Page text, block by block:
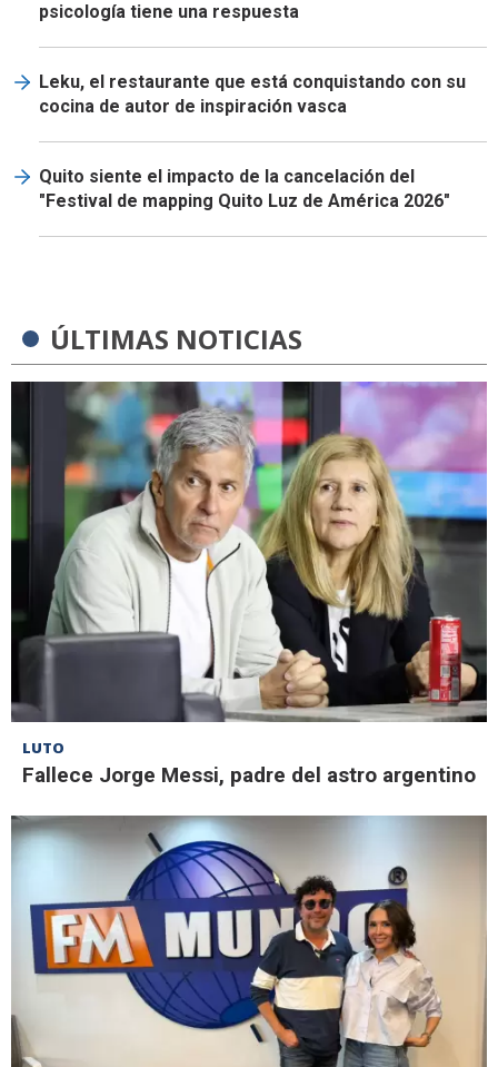
psicología tiene una respuesta
Leku, el restaurante que está conquistando con su
cocina de autor de inspiración vasca
Quito siente el impacto de la cancelación del
"Festival de mapping Quito Luz de América 2026"
ÚLTIMAS NOTICIAS
LUTO
Fallece Jorge Messi, padre del astro argentino